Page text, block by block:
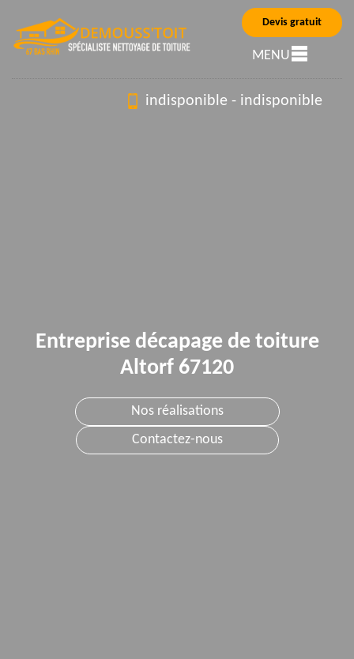
Devis gratuit
MENU
indisponible - indisponible
Entreprise décapage de toiture
Altorf 67120
Nos réalisations
Contactez-nous